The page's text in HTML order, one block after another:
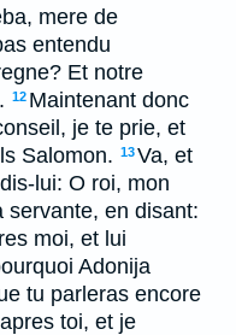
mere de
entendu
Et notre
12 Maintenant donc
je te prie, et
Salomon. 13Va, et
lui: O roi, mon
servante, en disant:
moi, et lui
Adonija
tu parleras encore
toi, et je